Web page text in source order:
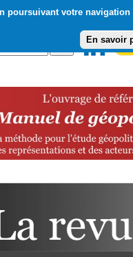
poursuivant votre
En savoir